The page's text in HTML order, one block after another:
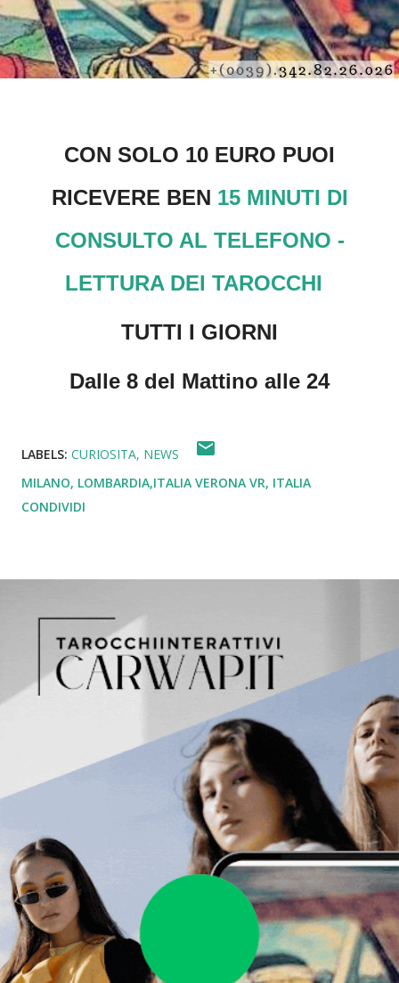
CON SOLO 10 EURO PUOI
RICEVERE BEN 15 MINUTI DI
CONSULTO AL TELEFONO -
LETTURA DEI TAROCCHI
TUTTI I GIORNI
Dalle 8 del Mattino alle 24
LABELS: CURIOSITA NEWS
MILANO, LOMBARDIA,ITALIA VERONA VR, ITALIA
CONDIVIDI